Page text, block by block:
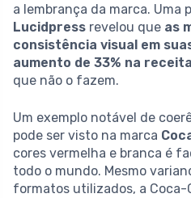
a lembrança da marca. Uma
Lucidpress revelou que as
consistência visual em
aumento de 33% na receita
que não o fazem.
Um exemplo notável de
pode ser visto na marca
cores vermelha e branca é
todo o mundo. Mesmo
formatos utilizados, a Coca-